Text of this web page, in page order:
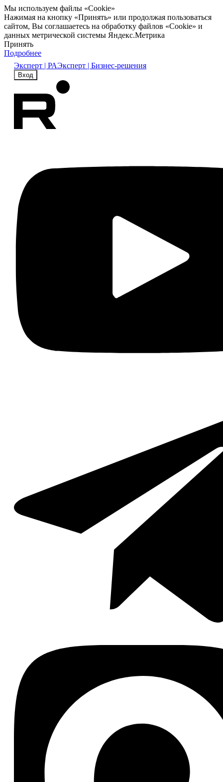
Мы используем файлы «Cookie»
Нажимая на кнопку «Принять» или продолжая пользоваться
сайтом, Вы соглашаетесь на обработку файлов «Cookie» и
данных метрической системы Яндекс.Метрика
Принять
Подробнее
Эксперт | РАЭксперт | Бизнес-решения
Вход